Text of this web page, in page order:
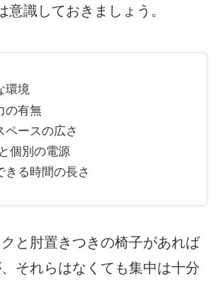
意識しておきましょう。
環境
の有無
ペースの広さ
個別の電源
きる時間の長さ
と肘置きつきの椅子があれば
それらはなくても集中は十分